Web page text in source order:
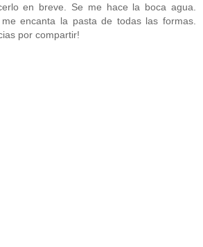
en breve. Se me hace la boca agua.
encanta la pasta de todas las formas.
por compartir!